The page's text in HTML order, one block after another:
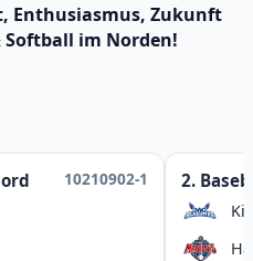
Enthusiasmus, Zukunft
Softball im Norden!
10210902-1
2.